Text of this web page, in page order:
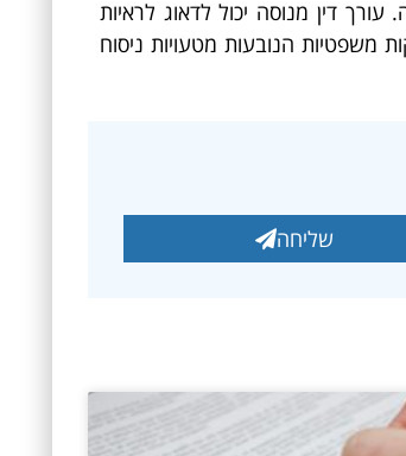
דין מנוסה יכול לדאוג לראיות
משפטיות הנובעות מטעויות ניסוח
שליחה